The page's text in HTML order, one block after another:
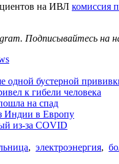
на ИВЛ комиссия
Подписывайтесь на
одной бустерной
к гибели человека
на спад
Индии в Европу
из-за COVID
, электроэнергия,